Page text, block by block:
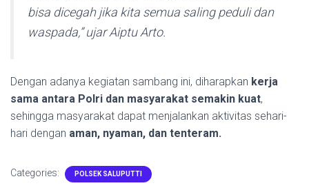
bisa dicegah jika kita semua saling peduli dan
waspada,” ujar Aiptu Arto.
Dengan adanya kegiatan sambang ini, diharapkan kerja
sama antara Polri dan masyarakat semakin kuat,
sehingga masyarakat dapat menjalankan aktivitas sehari-
hari dengan aman, nyaman, dan tenteram.
Categories: POLSEK SALUPUTTI